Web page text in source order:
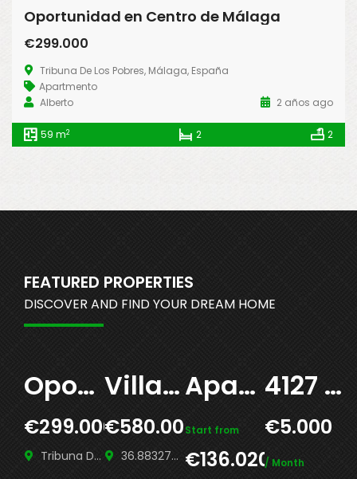
Oportunidad en Centro de Málaga
€299.000
Tribuna De Los Pobres, Málaga, España
Apartmento
Alberto
2 años ago
59 m2 2 2
FEATURED PROPERTIES
DISCOVER AND FIND YOUR DREAM HOME
Oportunidad en Centro de Málaga
€299.000
Venta
Tribuna De Los Pobres, Málaga, España
Villa La Maroma
€580.000
Venta
36.88327318128621, -4.184377661723349
Apartment Morden Santa Monica, Los Angeles
Start from
€136.020
4127 18th St San Francisco, CA 94114
€5.000
/ Month